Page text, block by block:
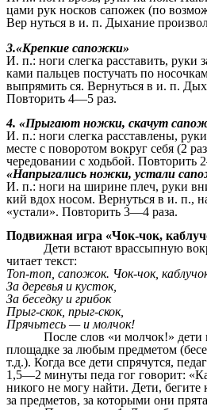
цами рук носков сапожек (по
Вер нуться в и. п. Дыхание
3.«Крепкие сапожки»
И. п.: ноги слегка расставить, руки
ками пальцев постучать по
выпрямить ся. Вернуться в и. п.
Повторить 4—5 раз.
4. «Прыгают ножки, скачут
И. п.: ноги слегка расставлены,
месте с поворотом вокруг себя (2
чередовании с ходьбой. Повторить
«Напрыгались ножки, устали
И. п.: ноги на ширине плеч, руки
кий вдох носом. Вернуться в и. п.,
«устали». Повторить 3—4 раза.
Подвижная игра «Чок-чок,
Дети встают врассыпную
читает текст:
Топ-топ, сапожок. Чок-чок,
За деревья и кусток,
За беседку и грибок
Прыг-скок, прыг-скок,
Прячьтесь — и молчок!
После слов «и молчок!» дети
площадке за любым предметом
т.д.). Когда все дети спрячутся,
1,5—2 минуты педа гог говорит:
никого не могу найти. Дети,
за предметов, за которыми они